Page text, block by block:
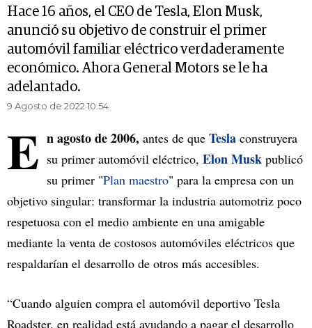
Hace 16 años, el CEO de Tesla, Elon Musk,
anunció su objetivo de construir el primer
automóvil familiar eléctrico verdaderamente
económico. Ahora General Motors se le ha
adelantado.
9 Agosto de 2022 10.54
E n agosto de 2006, antes de que Tesla construyera
su primer automóvil eléctrico, Elon Musk publicó
su primer "Plan maestro" para la empresa con un
objetivo singular: transformar la industria automotriz poco
respetuosa con el medio ambiente en una amigable
mediante la venta de costosos automóviles eléctricos que
respaldarían el desarrollo de otros más accesibles.
“Cuando alguien compra el automóvil deportivo Tesla
Roadster, en realidad está ayudando a pagar el desarrollo